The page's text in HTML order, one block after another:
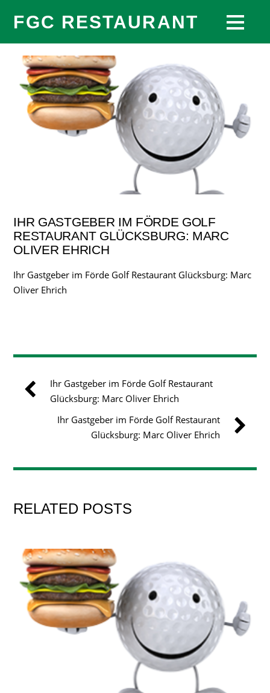
FGC RESTAURANT
IHR GASTGEBER IM FÖRDE GOLF
RESTAURANT GLÜCKSBURG: MARC
OLIVER EHRICH
Ihr Gastgeber im Förde Golf Restaurant Glücksburg: Marc
Oliver Ehrich
Ihr Gastgeber im Förde Golf Restaurant
Glücksburg: Marc Oliver Ehrich
Ihr Gastgeber im Förde Golf Restaurant
Glücksburg: Marc Oliver Ehrich
RELATED POSTS